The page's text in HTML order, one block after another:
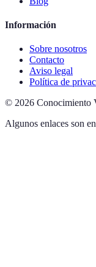
Información
Sobre nosotros
Contacto
Aviso legal
Política de
© 2026 Conocimiento
Algunos enlaces son